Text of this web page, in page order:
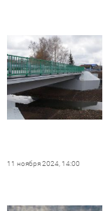
11 ноября 2024, 14:00